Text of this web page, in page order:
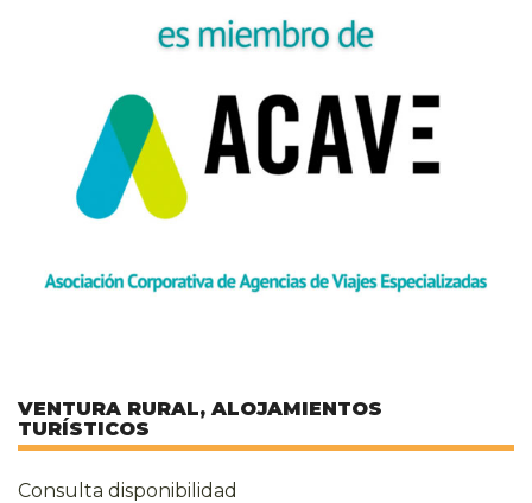
VENTURA RURAL, ALOJAMIENTOS
TURÍSTICOS
Consulta disponibilidad